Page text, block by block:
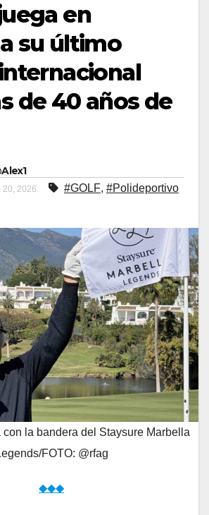
en
su último
de 40 años de
20, 2026 #GOLF, #Polideportivo
la bandera del Staysure Marbella
FOTO: @rfag
◆◆◆